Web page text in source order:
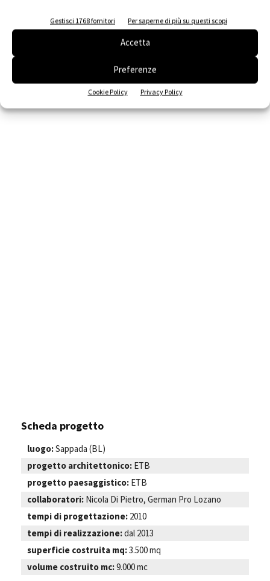
Gestisci 1768 fornitori Per saperne di più su questi scopi
Accetta
Preferenze
Cookie Policy Privacy Policy
Scheda progetto
luogo:Sappada (BL)
progetto architettonico: ETB
progetto paesaggistico: ETB
collaboratori: Nicola Di Pietro, German Pro Lozano
tempi di progettazione: 2010
tempi di realizzazione:dal 2013
superficie costruita mq:3.500 mq
volume costruito mc:9.000 mc